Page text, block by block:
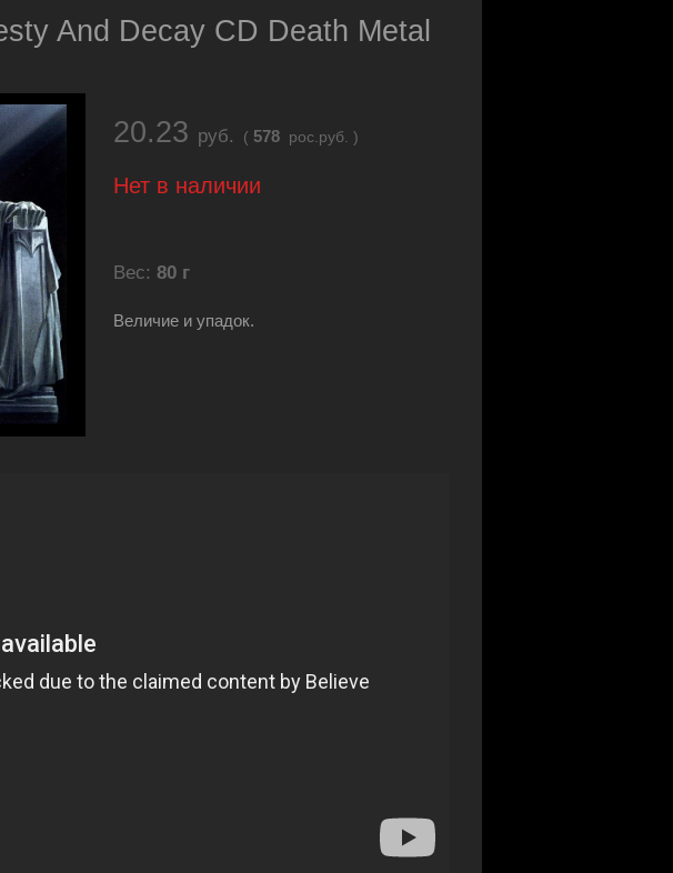
And Decay CD Death Metal
20.23 руб. ( 578 рос.руб. )
Нет в наличии
Вес: 80 г
Величие и упадок.